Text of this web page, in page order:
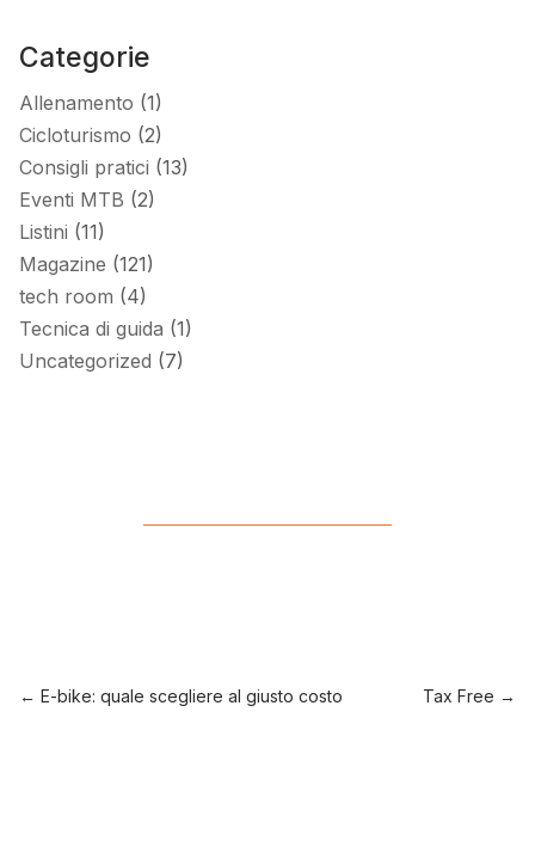
Categorie
Allenamento (1)
Cicloturismo (2)
Consigli pratici (13)
Eventi MTB (2)
Listini (11)
Magazine (121)
tech room (4)
Tecnica di guida (1)
Uncategorized (7)
←E-bike: quale scegliere al giusto costo Tax Free →